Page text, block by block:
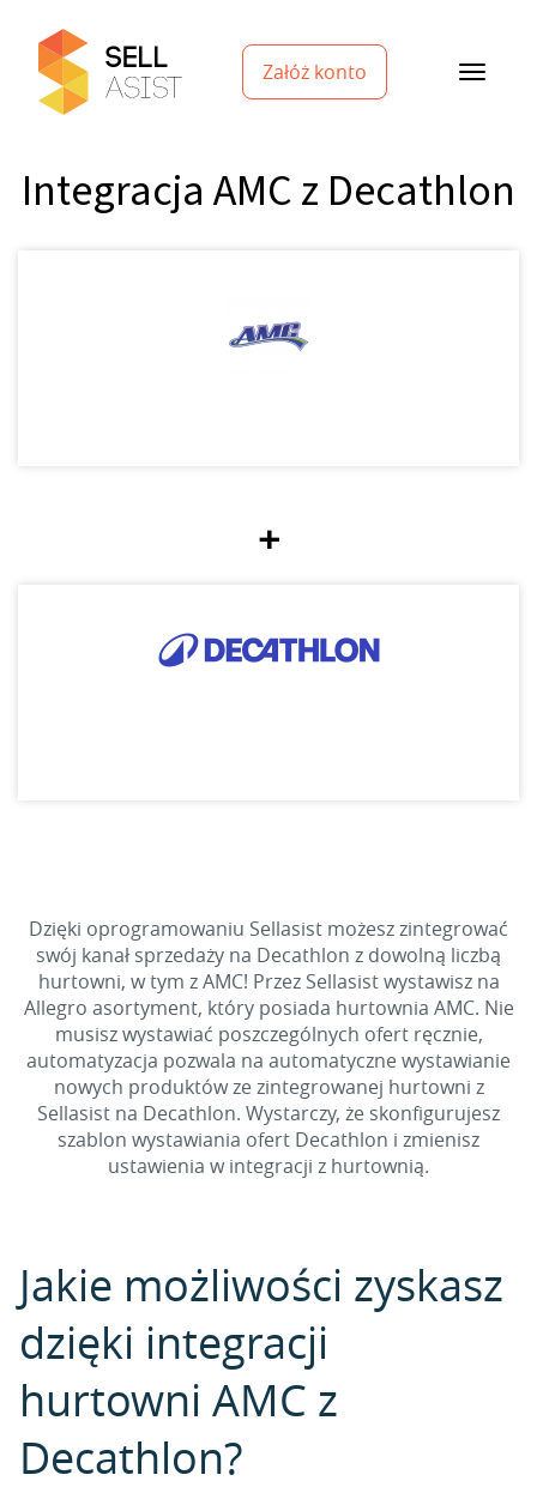
Załóż konto
Integracja AMC z Decathlon
+
Dzięki oprogramowaniu Sellasist możesz zintegrować
swój kanał sprzedaży na Decathlon z dowolną liczbą
hurtowni, w tym z AMC! Przez Sellasist wystawisz na
Allegro asortyment, który posiada hurtownia AMC. Nie
musisz wystawiać poszczególnych ofert ręcznie,
automatyzacja pozwala na automatyczne wystawianie
nowych produktów ze zintegrowanej hurtowni z
Sellasist na Decathlon. Wystarczy, że skonfigurujesz
szablon wystawiania ofert Decathlon i zmienisz
ustawienia w integracji z hurtownią.
Jakie możliwości zyskasz
dzięki integracji
hurtowni AMC z
Decathlon?